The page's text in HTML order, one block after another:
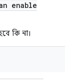
enable
কি না।